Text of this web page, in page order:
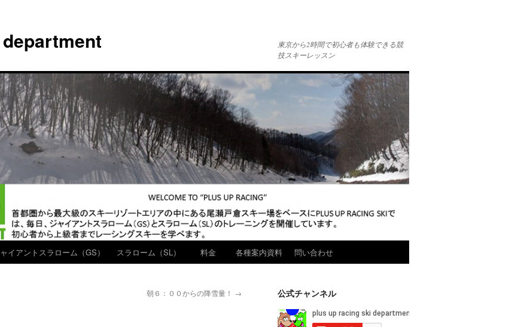
東京から2時間で初心者も体験できる競
技スキーレッスン
イアントスラローム（GS） スラローム（SL） 料金 各種案内資料 問い合わせ
朝６：００からの降雪量！ → 公式チャンネル